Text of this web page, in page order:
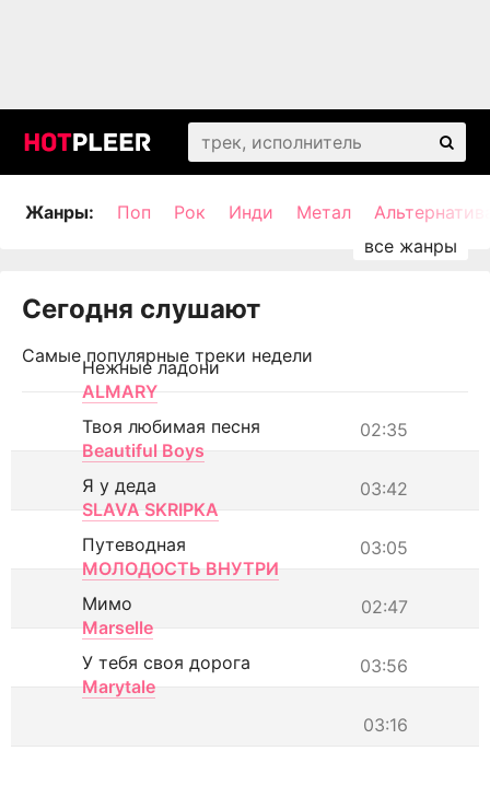
Жанры: Поп Рок Инди Метал
Сегодня слушают
Самые популярные треки недели
Нежные ладони
ALMARY
02:35
Твоя любимая песня
Beautiful Boys
03:42
Я у деда
SLAVA SKRIPKA
03:05
Путеводная
МОЛОДОСТЬ ВНУТРИ
02:47
Мимо
Marselle
03:56
У тебя своя дорога
Marytale
03:16